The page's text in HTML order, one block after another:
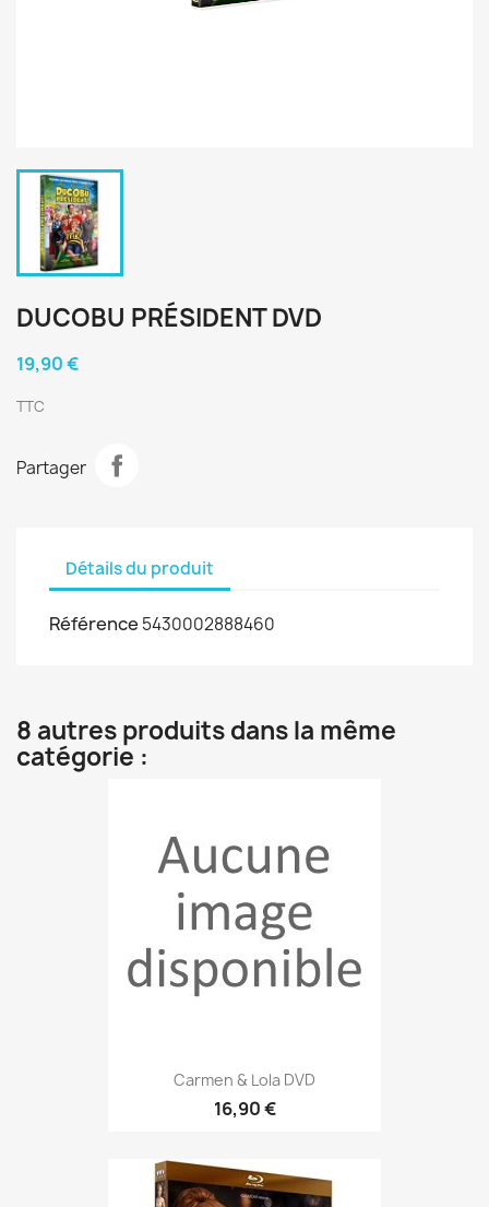
DUCOBU PRÉSIDENT DVD
19,90 €
TTC
Partager
Détails du produit
Référence 5430002888460
8 autres produits dans la même
catégorie :
Carmen & Lola DVD
16,90 €